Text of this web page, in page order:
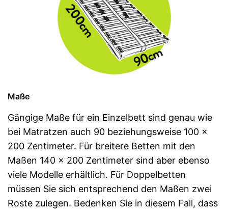
Maße
Gängige Maße für ein Einzelbett sind genau wie
bei Matratzen auch 90 beziehungsweise 100 x
200 Zentimeter. Für breitere Betten mit den
Maßen 140 x 200 Zentimeter sind aber ebenso
viele Modelle erhältlich. Für Doppelbetten
müssen Sie sich entsprechend den Maßen zwei
Roste zulegen. Bedenken Sie in diesem Fall, dass